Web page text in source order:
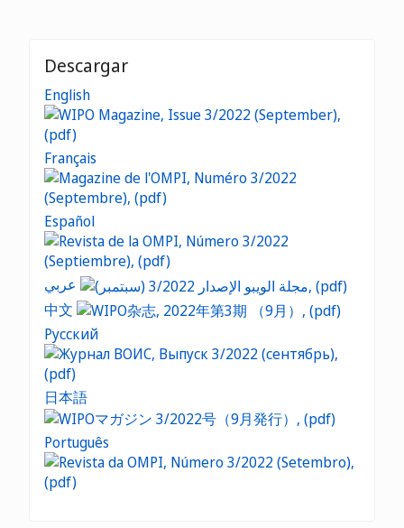
Descargar
English
Français
Español
中文
Русский
日本語
Português